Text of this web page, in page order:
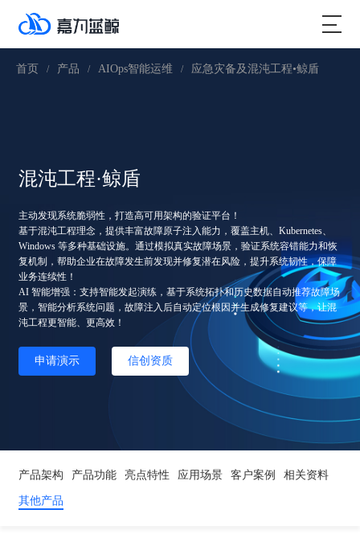
首页 / 产品 / AIOps智能运维 / 应急灾备及混沌工程•鲸盾
混沌工程·鲸盾
主动发现系统脆弱性，打造高可用架构的验证平台！
基于混沌工程理念，提供丰富故障原子注入能力，覆盖主机、Kubernetes、
Windows 等多种基础设施。通过模拟真实故障场景，验证系统容错能力和恢
复机制，帮助企业在故障发生前发现并修复潜在风险，提升系统韧性，保障
业务连续性！
AI 智能增强：支持智能发起演练，基于系统拓扑和历史数据自动推荐故障场
景，智能分析系统问题，故障注入后自动定位根因并生成修复建议等，让混
沌工程更智能、更高效！
申请演示 信创资质
产品架构 产品功能 亮点特性 应用场景 客户案例 相关资料
其他产品